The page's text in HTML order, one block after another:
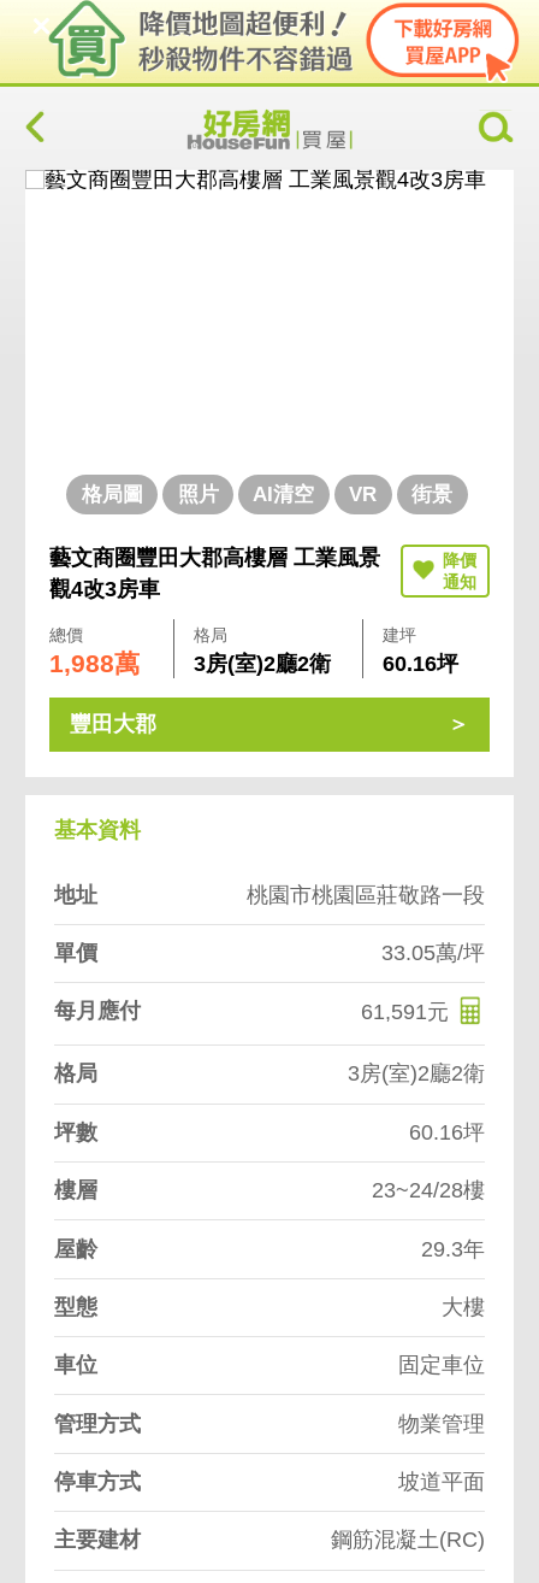
格局圖 照片 AI清空 VR 街景
藝文商圈豐田大郡高樓層 工業風景
觀4改3房車
總價
1,988萬
格局
3房(室)2廳2衛
建坪
60.16坪
豐田大郡
基本資料
地址 桃園市桃園區莊敬路一段
單價 33.05萬/坪
每月應付 61,591元
格局 3房(室)2廳2衛
坪數 60.16坪
樓層 23~24/28樓
屋齡 29.3年
型態 大樓
車位 固定車位
管理方式 物業管理
停車方式 坡道平面
主要建材 鋼筋混凝土(RC)